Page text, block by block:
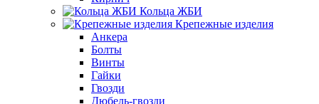
Кольца ЖБИ
Крепежные изделия
Анкера
Болты
Винты
Гайки
Гвозди
Дюбель-гвозди